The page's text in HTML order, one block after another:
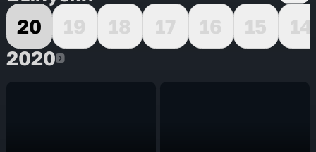
20
19 18 17 16 15
14
20202020